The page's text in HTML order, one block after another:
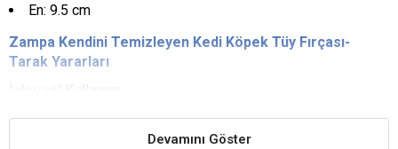
En: 9.5 cm
Zampa Kendini Temizleyen Kedi Köpek Tüy Fırçası-
Tarak Yararları
Ölü tüyleri toplamak ve düzenli görünüm kazandırmak için
Devamını Göster